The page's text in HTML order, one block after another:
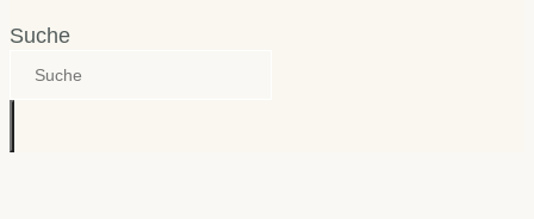
Suche